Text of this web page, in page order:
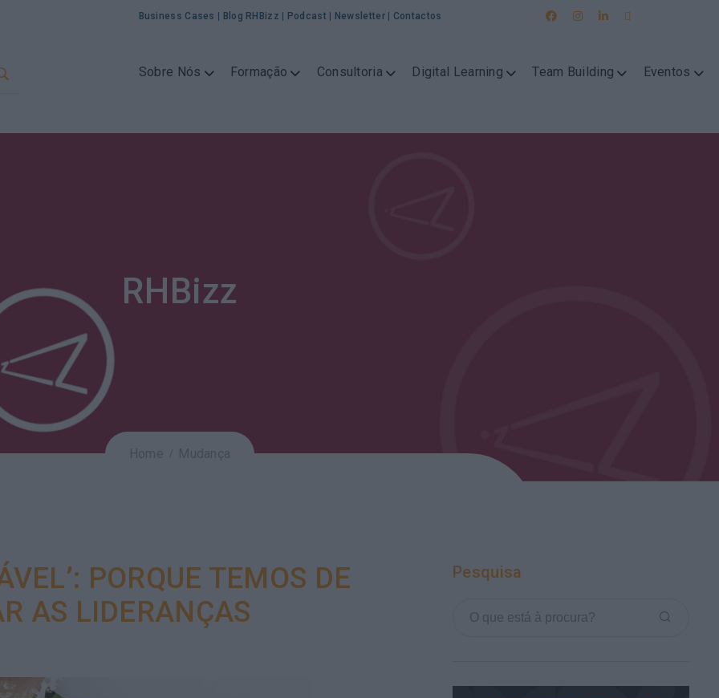
Business Cases Blog RHBizz Podcast Newsletter| Contactos
Sobre Nós Formação Consultoria Digital Learning Team Building Eventos
RHBizz
PORQUE TEMOS DE
AS LIDERANÇAS
Pesquisa